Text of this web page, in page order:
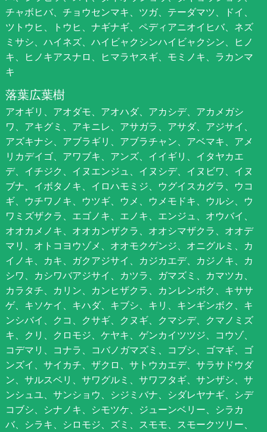
チャボヒバ、チョウセンマキ、ツガ、テーダマツ、ドイ、
ツトウヒ、トウヒ、ナギナギ、ペディアニオイヒバ、ネズ
ミサシ、ハイネズ、ハイビャクシンハイビャクシン、ヒノ
キ、ヒノキアスナロ、ヒマラヤスギ、モミノキ、ラカンマ
キ
落葉広葉樹
アオギリ、アオダモ、アオハダ、アカシデ、アカメガシ
ワ、アキグミ、アキニレ、アサガラ、アサダ、アジサイ、
アズキナシ、アブラギリ、アブラチャン、アベマキ、アメ
リカデイゴ、アワブキ、アンズ、イイギリ、イタヤカエ
デ、イチジク、イヌエンジュ、イヌシデ、イヌビワ、イヌ
ブナ、イボタノキ、イロハモミジ、ウグイスカグラ、ウコ
ギ、ウチワノキ、ウツギ、ウメ、ウメモドキ、ウルシ、ウ
ワミズザクラ、エゴノキ、エノキ、エンジュ、オウバイ、
オオカメノキ、オオカンザクラ、オオシマザクラ、オオデ
マリ、オトコヨウゾメ、オオモクゲンジ、オニグルミ、カ
イノキ、カキ、ガクアジサイ、カジカエデ、カジノキ、カ
シワ、カシワバアジサイ、カツラ、ガマズミ、カマツカ、
カラタチ、カリン、カンヒザクラ、カンレンボク、キササ
ゲ、キソケイ、キハダ、キブシ、キリ、キンギンボク、キ
ンシバイ、クコ、クサギ、クヌギ、クマシデ、クマノミズ
キ、クリ、クロモジ、ケヤキ、ゲンカイツツジ、コウゾ、
コデマリ、コナラ、コバノガマズミ、コブシ、ゴマギ、ゴ
ンズイ、サイカチ、ザクロ、サトウカエデ、サラサドウダ
ン、サルスベリ、サワグルミ、サワフタギ、サンザシ、サ
ンシュユ、サンショウ、シジミバナ、シダレヤナギ、シデ
コブシ、シナノキ、シモツケ、ジューンベリー、シラカ
バ、シラキ、シロモジ、ズミ、スモモ、スモークツリー、